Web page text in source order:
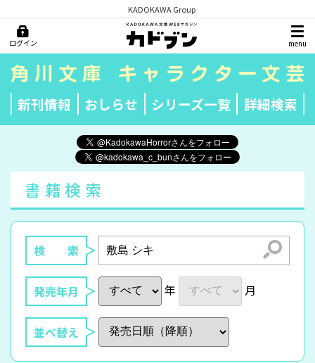
KADOKAWA Group
ログイン menu
新刊情報 おしらせ シリーズ一覧 詳細検索
書籍検索
検 索 検索
発売年月 年 月
並べ替え